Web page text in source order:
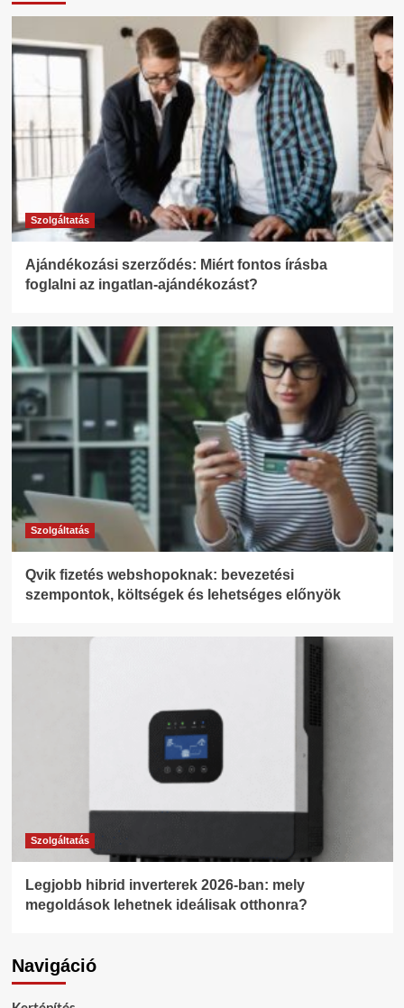
Szolgáltatás
Ajándékozási szerződés: Miért fontos írásba
foglalni az ingatlan-ajándékozást?
Szolgáltatás
Qvik fizetés webshopoknak: bevezetési
szempontok, költségek és lehetséges előnyök
Szolgáltatás
Legjobb hibrid inverterek 2026-ban: mely
megoldások lehetnek ideálisak otthonra?
Navigáció